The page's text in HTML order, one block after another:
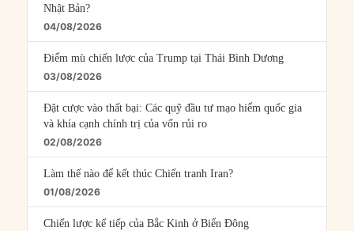
Nhật Bản?
04/08/2026
Điểm mù chiến lược của Trump tại Thái Bình Dương
03/08/2026
Đặt cược vào thất bại: Các quỹ đầu tư mạo hiểm quốc gia
và khía cạnh chính trị của vốn rủi ro
02/08/2026
Làm thế nào để kết thúc Chiến tranh Iran?
01/08/2026
Chiến lược kế tiếp của Bắc Kinh ở Biển Đông